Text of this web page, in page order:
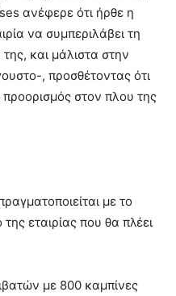
ανέφερε ότι ήρθε η
να συμπεριλάβει τη
και μάλιστα στην
, προσθέτοντας ότι
προορισμός στον πλου της
με το
εταιρίας που θα πλέει
με 800 καμπίνες